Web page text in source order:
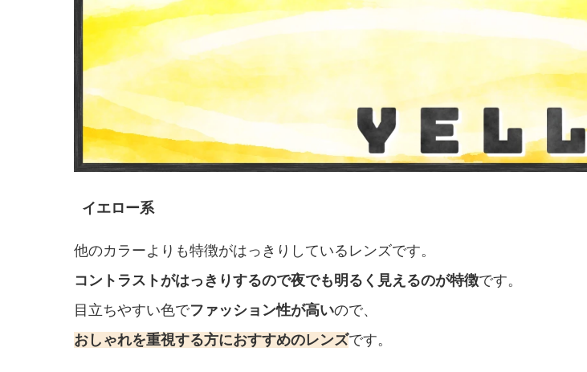
イエロー系
他のカラーよりも特徴がはっきりしているレンズです。
コントラストがはっきりするので夜でも明るく見えるのが特徴です。
目立ちやすい色でファッション性が高いので、
おしゃれを重視する方におすすめのレンズです。